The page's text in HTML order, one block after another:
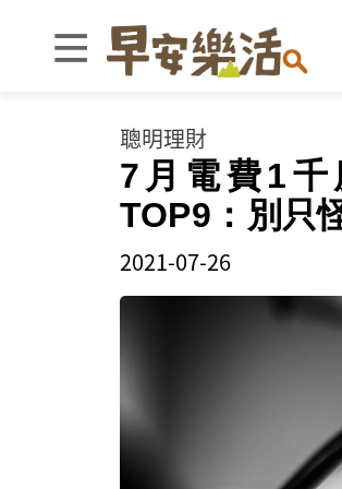
聰明理財
7月電費1千
TOP9：別只
2021-07-26